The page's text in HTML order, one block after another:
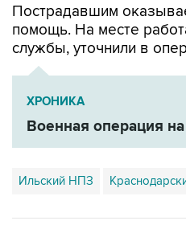
Пострадавшим
помощь. На месте
службы, уточнили в
ХРОНИКА
Военная операция
Ильский НПЗ